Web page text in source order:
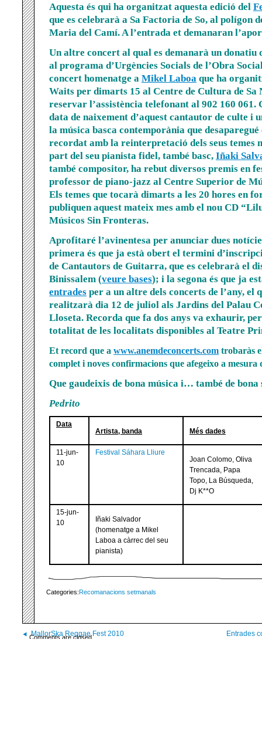
Aquesta és qui ha organitzat aquesta edició del
que es celebrarà a Sa Factoria de So, al polígon
Maria del Camí. A l’entrada et demanaran
Un altre concert al qual es demanarà un donatiu
al programa d’Urgències Socials de l’Obra
concert homenatge a Mikel Laboa que ha
Waits per dimarts 15 al Centre de Cultura de Sa
reservar l’assistència telefonant al 902 160 061.
data de naixement d’aquest cantautor de culte i
la música basca contemporània que desaparegué
recordat amb la reinterpretació dels seus temes
part del seu pianista fidel, també basc, Iñaki
també compositor, ha rebut diversos premis en
professor de piano-jazz al Centre Superior de
Els temes que tocarà dimarts a les 20 hores en
publiquen aquest mateix mes amb el nou CD
Músicos Sin Fronteras.
Aprofitaré l’avinentesa per anunciar dues
primera és que ja està obert el termini
de Cantautors de Guitarra, que es celebrarà el
Binissalem (veure bases); i la segona és que ja
entrades per a un altre dels concerts de l’any, el
realitzarà dia 12 de juliol als Jardins del Palau
Lloseta. Recorda que fa dos anys va exhaurir,
totalitat de les localitats disponibles al Teatre
Et record que a www.anemdeconcerts.com trobaràs
complet i noves confirmacions que afegeixo a mesura
Que gaudeixis de bona música i… també de bona
Pedrito
Data
Artista, banda
Més dades
11-jun-
10
Festival Sáhara Lliure
Joan Colomo, Oliva
Trencada, Papa
Topo, La Búsqueda,
Dj K**O
15-jun-
10
Iñaki Salvador
(homenatge a Mikel
Laboa a càrrec del seu
pianista)
Categories: Recomanacions setmanals
Comments are closed.
MallorSka Reggae Fest 2010 Entrades